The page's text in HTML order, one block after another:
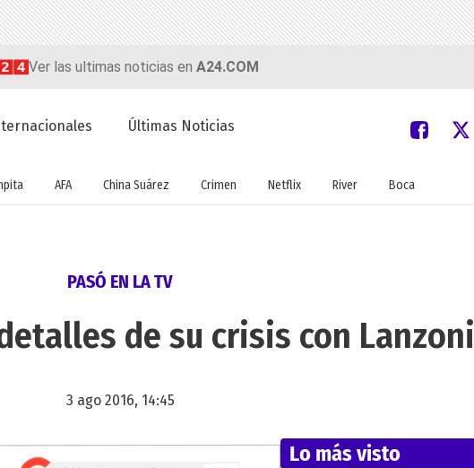
Ver las ultimas noticias en A24.COM
Últimas Noticias
AFA China Suárez Crimen Netflix River Boca
PASÓ EN LA TV
de su crisis con Lanzoni
3 ago 2016, 14:45
Lo más visto